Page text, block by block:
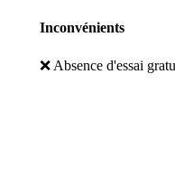
Inconvénients
❌ Absence d'essai